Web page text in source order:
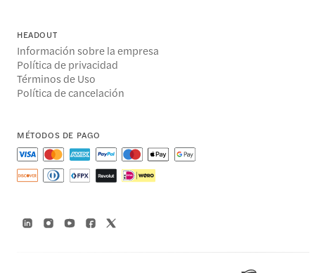
HEADOUT
Información sobre la empresa
Política de privacidad
Términos de Uso
Política de cancelación
MÉTODOS DE PAGO